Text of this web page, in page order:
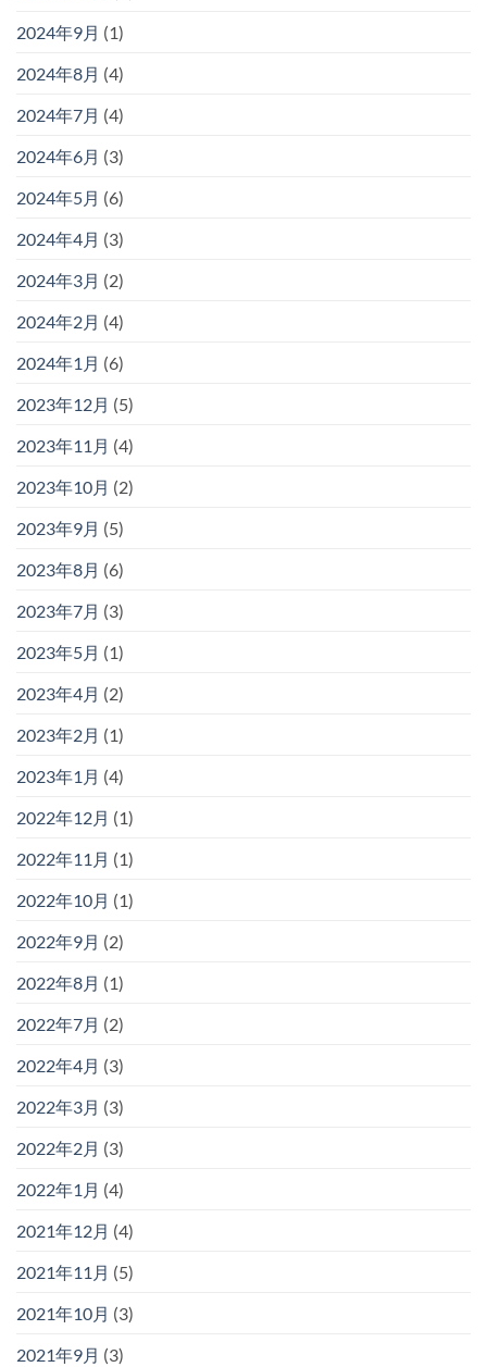
2024年9月 (1)
2024年8月 (4)
2024年7月 (4)
2024年6月 (3)
2024年5月 (6)
2024年4月 (3)
2024年3月 (2)
2024年2月 (4)
2024年1月 (6)
2023年12月 (5)
2023年11月 (4)
2023年10月 (2)
2023年9月 (5)
2023年8月 (6)
2023年7月 (3)
2023年5月 (1)
2023年4月 (2)
2023年2月 (1)
2023年1月 (4)
2022年12月 (1)
2022年11月 (1)
2022年10月 (1)
2022年9月 (2)
2022年8月 (1)
2022年7月 (2)
2022年4月 (3)
2022年3月 (3)
2022年2月 (3)
2022年1月 (4)
2021年12月 (4)
2021年11月 (5)
2021年10月 (3)
2021年9月 (3)